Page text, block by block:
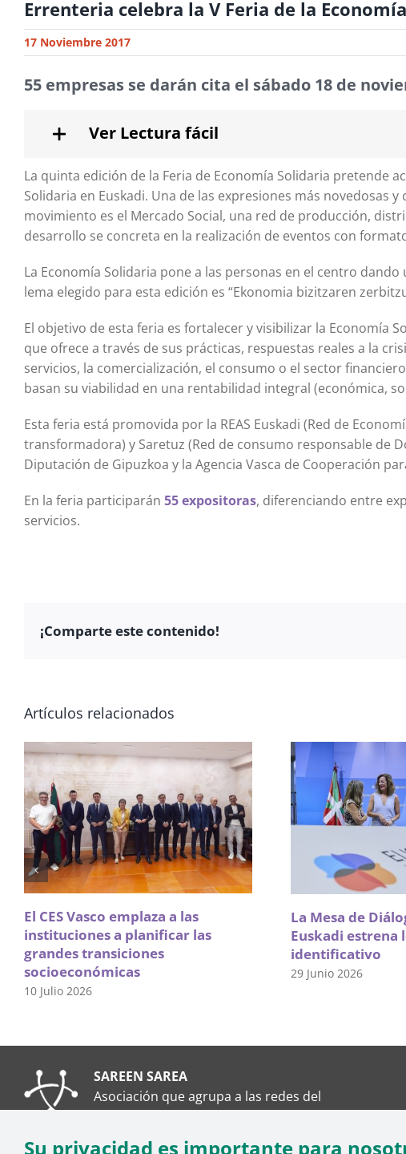
Errenteria celebra la V Feria de la
17 Noviembre 2017
55 empresas se darán cita el sábado 18 de
Ver Lectura fácil
La quinta edición de la Feria de Economía Solidaria pretende
Solidaria en Euskadi. Una de las expresiones más novedosas
movimiento es el Mercado Social, una red de producción,
desarrollo se concreta en la realización de eventos con
La Economía Solidaria pone a las personas en el centro
lema elegido para esta edición es “Ekonomia bizitzaren
El objetivo de esta feria es fortalecer y visibilizar la Economía
que ofrece a través de sus prácticas, respuestas reales a la
servicios, la comercialización, el consumo o el sector
basan su viabilidad en una rentabilidad integral (económica,
Esta feria está promovida por la REAS Euskadi (Red de
transformadora) y Saretuz (Red de consumo responsable de
Diputación de Gipuzkoa y la Agencia Vasca de Cooperación
En la feria participarán 55 expositoras, diferenciando entre
servicios.
¡Comparte este contenido!
Artículos relacionados
El CES Vasco emplaza a las
instituciones a planificar las
grandes transiciones
socioeconómicas
10 Julio 2026
La Mesa de
Euskadi estrena
identificativo
29 Junio 2026
SAREEN SAREA
Asociación que agrupa a las redes del
Su privacidad es importante para